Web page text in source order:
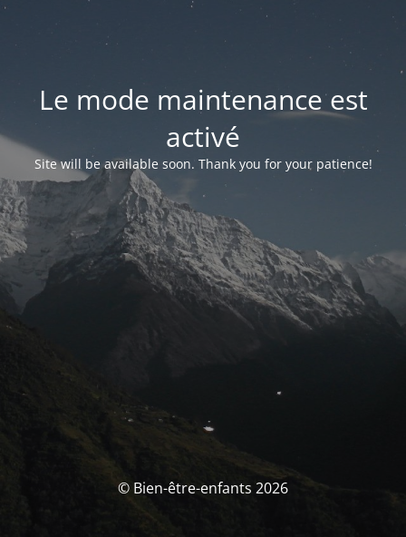
Le mode maintenance est
activé
Site will be available soon. Thank you for your patience!
© Bien-être-enfants 2026